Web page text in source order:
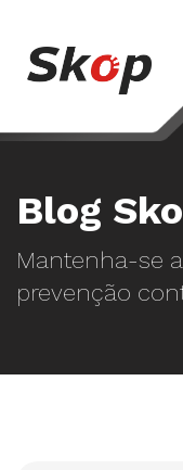
Blog
Mantenha-se
prevenção